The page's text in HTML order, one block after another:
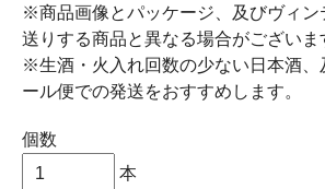
※商品画像とパッケージ、及びヴィン
送りする商品と異なる場合がございま
※生酒・火入れ回数の少ない日本酒、
ール便での発送をおすすめします。
個数
本